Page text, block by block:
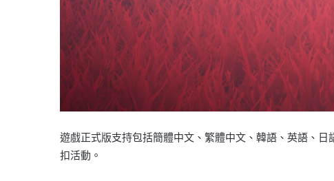
遊戲正式版支持包括簡體中文、繁體中文、韓語、英語、
扣活動。